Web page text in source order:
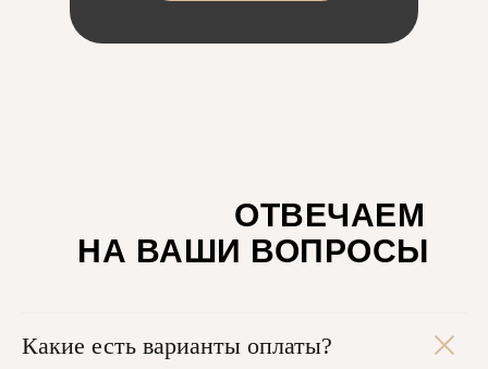
ОТВЕЧАЕМ
НА ВАШИ ВОПРОСЫ
Какие есть варианты оплаты?